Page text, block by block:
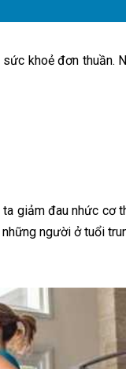
sức khoẻ đơn thuần.
giảm đau nhức cơ
người ở tuổi